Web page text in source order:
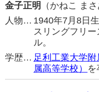
金子正明
（かねこ まさ
人物… 1940年7月8日
スリングフリ
ル。
学歴… 足利工業大学
属高等学校）